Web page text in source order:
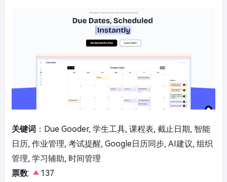
关键词 ：Due Gooder, 学生工具, 课程表, 截止日期, 智能
日历, 作业管理, 考试提醒, Google日历同步, AI建议, 组织
管理, 学习辅助, 时间管理
票数:
137